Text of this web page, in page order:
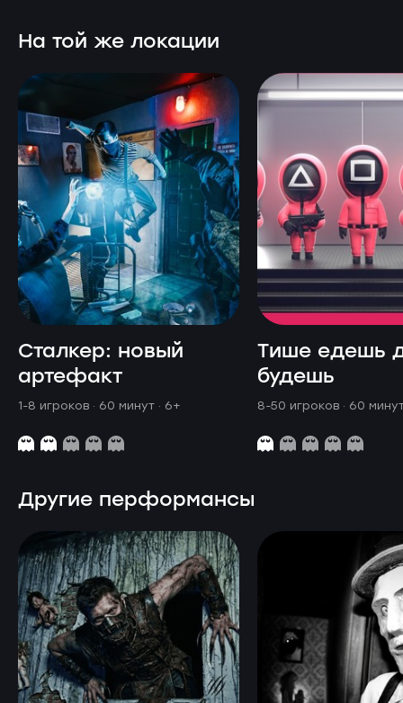
На той же локации
Сталкер: новый
артефакт
1-8 игроков · 60 минут · 6+
Тише едешь
будешь
8-50 игроков · 60
Другие перформансы